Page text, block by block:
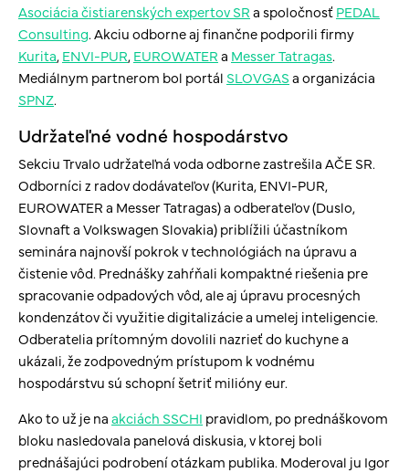
Asociácia čistiarenských expertov SRa spoločnosťPEDAL
Consulting. Akciu odborne aj finančne podporili firmy
Kurita,ENVI-PUR,EUROWATERa Messer Tatragas.
Mediálnym partnerom bol portál SLOVGASa organizácia
SPNZ.
Udržateľné vodné hospodárstvo
Sekciu Trvalo udržateľná voda odborne zastrešila AČE SR.
Odborníci z radov dodávateľov (Kurita, ENVI-PUR,
EUROWATER a Messer Tatragas) a odberateľov (Duslo,
Slovnaft a Volkswagen Slovakia) priblížili účastníkom
seminára najnovší pokrok v technológiách na úpravu a
čistenie vôd. Prednášky zahŕňali kompaktné riešenia pre
spracovanie odpadových vôd, ale aj úpravu procesných
kondenzátov či využitie digitalizácie a umelej inteligencie.
Odberatelia prítomným dovolili nazrieť do kuchyne a
ukázali, že zodpovedným prístupom k vodnému
hospodárstvu sú schopní šetriť milióny eur.
Ako to už je naakciách SSCHI pravidlom, po prednáškovom
bloku nasledovala panelová diskusia, v ktorej boli
prednášajúci podrobení otázkam publika. Moderoval ju Igor